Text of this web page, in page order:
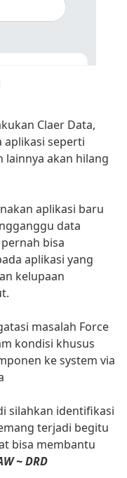
Claer Data,
aplikasi seperti
akan hilang
aplikasi baru
data
bisa
aplikasi yang
kelupaan
masalah Force
kondisi khusus
ke system via
silahkan identifikasi
terjadi begitu
bisa membantu
~ DRD